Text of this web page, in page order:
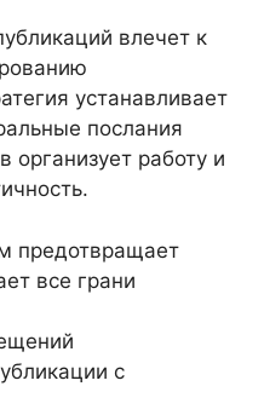
влечет к
устанавливает
послания
организует работу и
предотвращает
все грани
с